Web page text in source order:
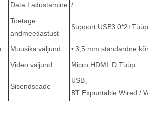
Data Ladustamine /
Toetage
andmeedastust
Support
Muusika väljund
• 3,5 mm standardne
Video väljund Micro HDMI D Tüüp
Sisendseade
USB、
BT Expuntable Wired /